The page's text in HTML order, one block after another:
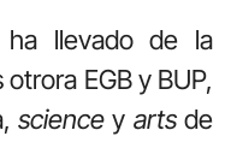
llevado de la
EGB y BUP,
science y artsde